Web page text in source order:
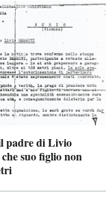
padre di Livio
suo figlio non